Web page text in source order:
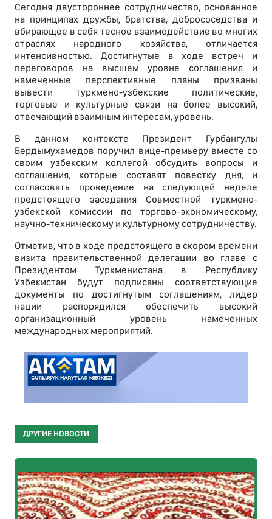
Сегодня двустороннее сотрудничество, основанное
на принципах дружбы, братства, добрососедства и
вбирающее в себя тесное взаимодействие во многих
отраслях народного хозяйства, отличается
интенсивностью. Достигнутые в ходе встреч и
переговоров на высшем уровне соглашения и
намеченные перспективные планы призваны
вывести туркмено-узбекские политические,
торговые и культурные связи на более высокий,
отвечающий взаимным интересам, уровень.
В данном контексте Президент Гурбангулы
Бердымухамедов поручил вице-премьеру вместе со
своим узбекским коллегой обсудить вопросы и
соглашения, которые составят повестку дня, и
согласовать проведение на следующей неделе
предстоящего заседания Совместной туркмено-
узбекской комиссии по торгово-экономическому,
научно-техническому и культурному сотрудничеству.
Отметив, что в ходе предстоящего в скором времени
визита правительственной делегации во главе с
Президентом Туркменистана в Республику
Узбекистан будут подписаны соответствующие
документы по достигнутым соглашениям, лидер
нации распорядился обеспечить высокий
организационный уровень намеченных
международных мероприятий.
ДРУГИЕ НОВОСТИ